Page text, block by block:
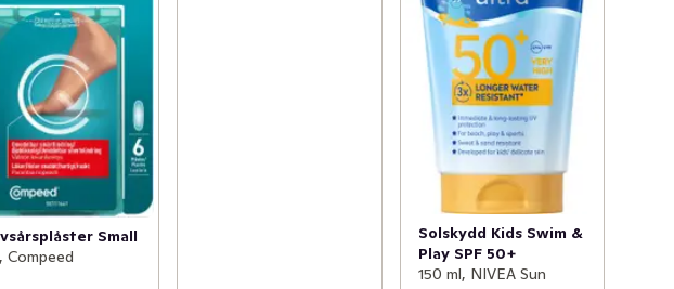
Small
Compeed
Solskydd Kids Swim &
Play SPF 50+
150 ml, NIVEA Sun